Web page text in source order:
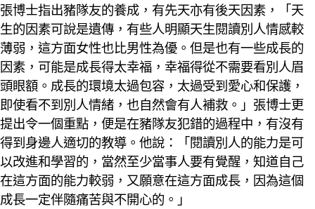
張博士指出豬隊友的養成，有先天亦有後天因素，「天
生的因素可說是遺傳，有些人明顯天生閱讀別人情感較
薄弱，這方面女性也比男性為優。但是也有一些成長的
因素，可能是成長得太幸福，幸福得從不需要看別人眉
頭眼額。成長的環境太過包容，太過受到愛心和保護，
即使看不到別人情緒，也自然會有人補救。」張博士更
提出令一個重點，便是在豬隊友犯錯的過程中，有沒有
得到身邊人適切的教導。他說：「閱讀別人的能力是可
以改進和學習的，當然至少當事人要有覺醒，知道自己
在這方面的能力較弱，又願意在這方面成長，因為這個
成長一定伴隨痛苦與不開心的。」